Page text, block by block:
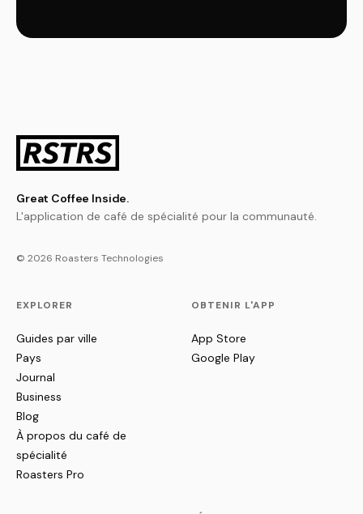
Great Coffee Inside.
L'application de café de spécialité pour la communauté.
© 2026 Roasters Technologies
EXPLORER
Guides par ville
Pays
Journal
Business
Blog
À propos du café de
spécialité
Roasters Pro
OBTENIR L'APP
App Store
Google Play